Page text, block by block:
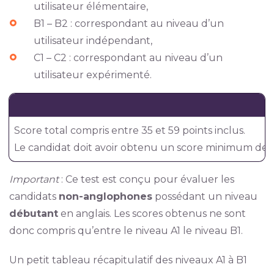
utilisateur élémentaire,
B1 – B2 : correspondant au niveau d’un
utilisateur indépendant,
C1 – C2 : correspondant au niveau d’un
utilisateur expérimenté.
Score total compris entre 35 et 59 points inclus.
Le candidat doit avoir obtenu un score minimum de
Important: Ce test est conçu pour évaluer les
candidats non-anglophonespossédant un niveau
débutanten anglais. Les scores obtenus ne sont
donc compris qu’entre le niveau A1 le niveau B1.
Un petit tableau récapitulatif des niveaux A1 à B1